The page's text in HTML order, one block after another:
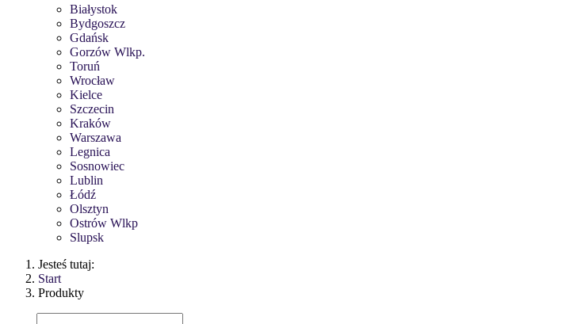
Białystok
Bydgoszcz
Gdańsk
Gorzów Wlkp.
Toruń
Wrocław
Kielce
Szczecin
Kraków
Warszawa
Legnica
Sosnowiec
Lublin
Łódź
Olsztyn
Ostrów Wlkp
Slupsk
Jesteś tutaj:
Start
Produkty